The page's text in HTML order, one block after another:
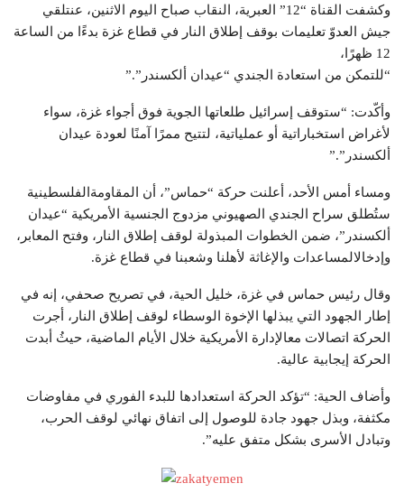
وكشفت القناة “12” العبرية، النقاب صباح اليوم الاثنين، عنتلقي
جيش العدوّ تعليمات بوقف إطلاق النار في قطاع غزة بدءًا من الساعة
12 ظهرًا،
“للتمكن من استعادة الجندي “عيدان ألكسندر”.”
وأكّدت: “ستوقف إسرائيل طلعاتها الجوية فوق أجواء غزة، سواء
لأغراض استخباراتية أو عملياتية، لتتيح ممرًا آمنًا لعودة عيدان
ألكسندر”.”
ومساء أمس الأحد، أعلنت حركة “حماس”، أن المقاومةالفلسطينية
ستُطلق سراح الجندي الصهيوني مزدوج الجنسية الأمريكية “عيدان
ألكسندر”، ضمن الخطوات المبذولة لوقف إطلاق النار، وفتح المعابر،
وإدخالالمساعدات والإغاثة لأهلنا وشعبنا في قطاع غزة.
وقال رئيس حماس في غزة، خليل الحية، في تصريح صحفي، إنه في
إطار الجهود التي يبذلها الإخوة الوسطاء لوقف إطلاق النار، أجرت
الحركة اتصالات معالإدارة الأمريكية خلال الأيام الماضية، حيثُ أبدت
الحركة إيجابية عالية.
وأضاف الحية: “تؤكد الحركة استعدادها للبدء الفوري في مفاوضات
مكثفة، وبذل جهود جادة للوصول إلى اتفاق نهائي لوقف الحرب،
وتبادل الأسرى بشكل متفق عليه”.